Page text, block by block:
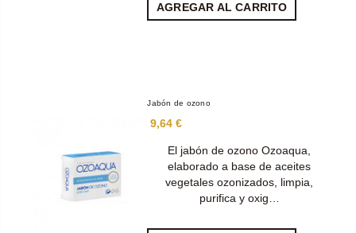
AGREGAR AL CARRITO
Jabón de ozono
9,64 €
El jabón de ozono Ozoaqua,
elaborado a base de aceites
vegetales ozonizados, limpia,
purifica y oxig…